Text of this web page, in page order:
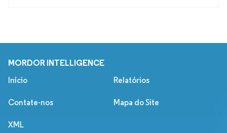
MORDOR INTELLIGENCE
Início Relatórios
Contate-nos Mapa do Site
XML